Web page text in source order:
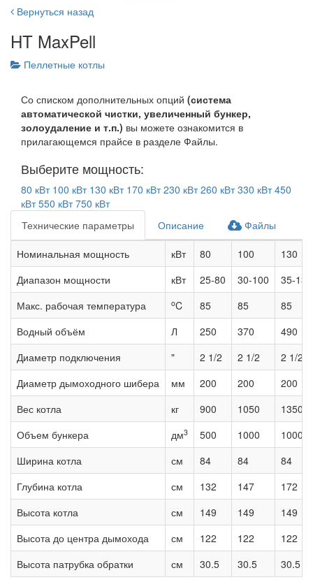
Вернуться назад
HT MaxPell
Пеллетные котлы
Со списком дополнительных опций (система
автоматической чистки, увеличенный бункер,
золоудаление и т.п.) вы можете ознакомится в
прилагающемся прайсе в разделе Файлы.
Выберите мощность:
80 кВт 100 кВт 130 кВт 170 кВт 230 кВт 260 кВт 330 кВт 450
кВт 550 кВт 750 кВт
Технические параметры
Описание Файлы
Номинальная мощность кВт 80 100
130
Диапазон мощности
кВт 25-80 30-100
35-130
Макс. рабочая температура
oC 85 85
85
Водный объём
Л 250 370
490
Диаметр подключения
" 2 1/2 2 1/2
2 1/2
Диаметр дымоходного шибера
мм 200 200
200
Вес котла
кг 900 1050
1350
Объем бункера
дм3 500 1000
1000
Ширина котла
см 84 84
84
Глубина котла
см 132 147
172
Высота котла
см 149 149
149
Высота до центра дымохода
см 122 122
122
Высота патрубка обратки
см 30.5 30.5 30.5